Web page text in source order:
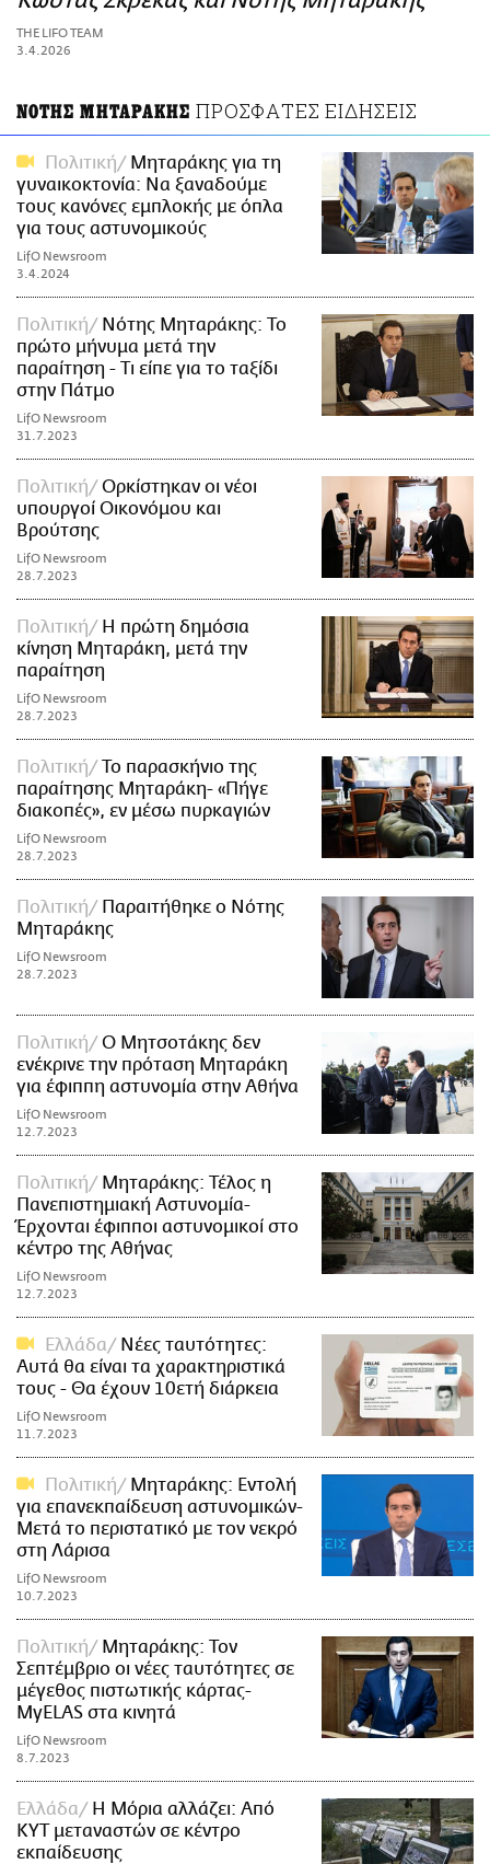
ΑΜΠΑ
PRINT
THE LIFO TEAM
3.4.2026
ΝΟΤΗΣ ΜΗΤΑΡΑΚΗΣ ΠΡΟΣΦΑΤΕΣ ΕΙΔΗΣΕΙΣ
Πολιτική
Μηταράκης για τη
γυναικοκτονία: Να ξαναδούμε
τους κανόνες εμπλοκής με όπλα
για τους αστυνομικούς
LifO Newsroom
3.4.2024
Πολιτική
Νότης Μηταράκης: Το
πρώτο μήνυμα μετά την
παραίτηση - Τι είπε για το ταξίδι
στην Πάτμο
LifO Newsroom
31.7.2023
Πολιτική
Ορκίστηκαν οι νέοι
υπουργοί Οικονόμου και
Βρούτσης
LifO Newsroom
28.7.2023
Πολιτική
Η πρώτη δημόσια
κίνηση Μηταράκη, μετά την
παραίτηση
LifO Newsroom
28.7.2023
Πολιτική
Το παρασκήνιο της
παραίτησης Μηταράκη- «Πήγε
διακοπές», εν μέσω πυρκαγιών
LifO Newsroom
28.7.2023
Πολιτική
Παραιτήθηκε ο Νότης
Μηταράκης
LifO Newsroom
28.7.2023
Πολιτική
Ο Μητσοτάκης δεν
ενέκρινε την πρόταση Μηταράκη
για έφιππη αστυνομία στην Αθήνα
LifO Newsroom
12.7.2023
Πολιτική
Μηταράκης: Τέλος η
Πανεπιστημιακή Αστυνομία-
Έρχονται έφιπποι αστυνομικοί στο
κέντρο της Αθήνας
LifO Newsroom
12.7.2023
Ελλάδα
Νέες ταυτότητες:
Αυτά θα είναι τα χαρακτηριστικά
τους - Θα έχουν 10ετή διάρκεια
LifO Newsroom
11.7.2023
Πολιτική
Μηταράκης: Εντολή
για επανεκπαίδευση αστυνομικών-
Μετά το περιστατικό με τον νεκρό
στη Λάρισα
LifO Newsroom
10.7.2023
Πολιτική
Μηταράκης: Τον
Σεπτέμβριο οι νέες ταυτότητες σε
μέγεθος πιστωτικής κάρτας-
MyELAS στα κινητά
LifO Newsroom
8.7.2023
Ελλάδα
Η Μόρια αλλάζει: Από
ΚΥΤ μεταναστών σε κέντρο
εκπαίδευσης